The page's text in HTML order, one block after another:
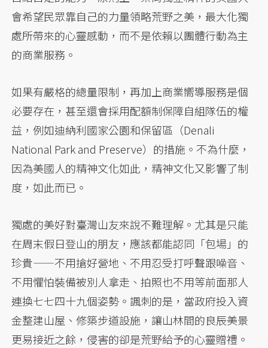
會希望民眾靠自己的力量領略荒野之美，最大化獨
處所帶來的心靈感動，而不是依賴以團體行動為主
的商業服務。
如果有嚴格的總量限制，再加上商業嚮導服務是個
必要存在，甚至還會採用配額制保障自組隊伍的權
益，例如迪納利國家公園和保留區（Denali
National Park and Preserve）的措施。不為什麼，
因為美國人的精神文化如此，精神文化又影響了制
度，如此而已。
獨處的美好對臺灣山友來說不難理解。尤其是只能
在周末假日登山的朋友，應該都能認同「包場」的
珍貴——不用搶好營地、不用忍受打呼聲跟噪音、
不用懼怕裝備被別人拿走、拍照也不用等前面那人
連換七七四十九個姿勢。諷刺的是，當政府投入資
金整建山屋、修築步道設施，讓山林間的良辰美景
更易接近之餘，侵害的卻是荒野給予的心靈贈禮。